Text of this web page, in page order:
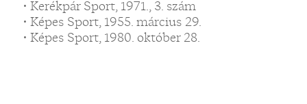
• Kerékpár Sport, 1971., 3. szám
• Képes Sport, 1955. március 29.
• Képes Sport, 1980. október 28.